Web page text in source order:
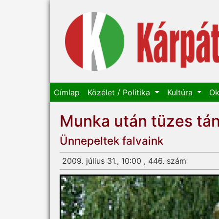
Címlap Közélet / Politika Kultúra
Munka után tüzes
Ünnepeltek falvaink
2009. július 31., 10:00 , 446. szám